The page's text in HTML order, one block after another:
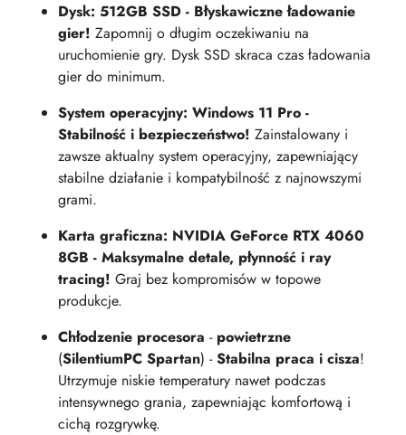
Dysk: 512GB SSD - Błyskawiczne ładowanie
gier! Zapomnij o długim oczekiwaniu na
uruchomienie gry. Dysk SSD skraca czas ładowania
gier do minimum.
System operacyjny: Windows 11 Pro -
Stabilność i bezpieczeństwo! Zainstalowany i
zawsze aktualny system operacyjny, zapewniający
stabilne działanie i kompatybilność z najnowszymi
grami.
Karta graficzna: NVIDIA GeForce RTX 4060
8GB - Maksymalne detale, płynność i ray
tracing! Graj bez kompromisów w topowe
produkcje.
Chłodzenie procesora - powietrzne
(SilentiumPC Spartan) -Stabilna praca i cisza!
Utrzymuje niskie temperatury nawet podczas
intensywnego grania, zapewniając komfortową i
cichą rozgrywkę.